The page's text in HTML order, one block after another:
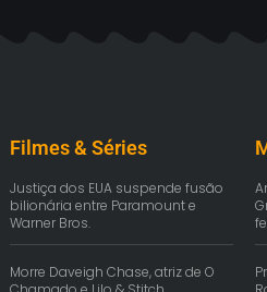
Filmes & Séries
Justiça dos EUA suspende fusão
bilionária entre Paramount e
Warner Bros.
Morre Daveigh Chase, atriz de O